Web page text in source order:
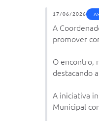
17/06/2026
A
promover
O encontro,
destacando
A iniciativa
Municipal